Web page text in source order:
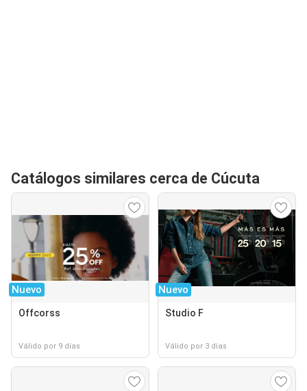
Catálogos similares cerca de Cúcuta
Nuevo
Offcorss
Válido por 9 días
Nuevo
Studio F
Válido por 3 días